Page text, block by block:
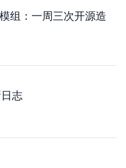
组：一周三次开源造
志